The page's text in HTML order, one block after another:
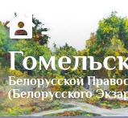
Белорусской
(Белорусского